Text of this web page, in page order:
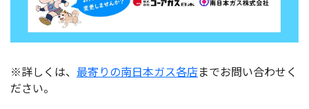
※詳しくは、 最寄りの南日本ガス各店までお問い合わせく
ださい。